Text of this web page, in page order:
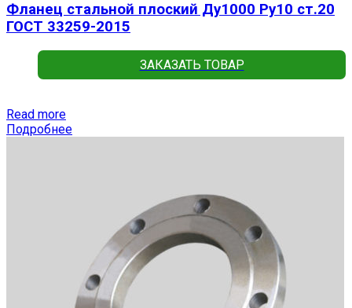
Фланец стальной плоский Ду1000 Ру10 ст.20
ГОСТ 33259-2015
ЗАКАЗАТЬ ТОВАР
Read more
Подробнее